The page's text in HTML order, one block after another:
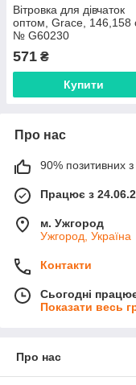
Вітровка для дівчаток
оптом, Grace, 146,158
№ G60230
571 ₴
Купити
Про нас
90% позитивних з
Працює з
м. Ужгород
Ужгород, Україна
Контакти
Сьогодні
Показати весь
Про нас